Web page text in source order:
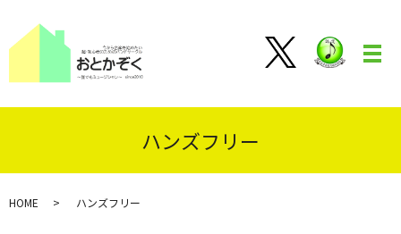
メ
ハンズフリー
HOME ハンズフリー